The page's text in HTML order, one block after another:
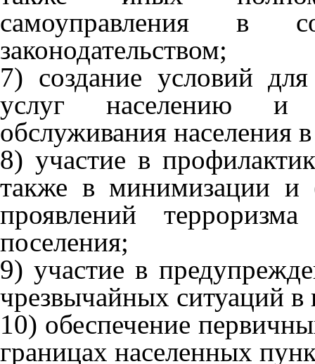
самоуправления в
законодательством;
7) создание условий
услуг населению и
обслуживания населения
8) участие в
также в минимизации и
проявлений
поселения;
9) участие в
чрезвычайных ситуаций в
10) обеспечение
границах населенных